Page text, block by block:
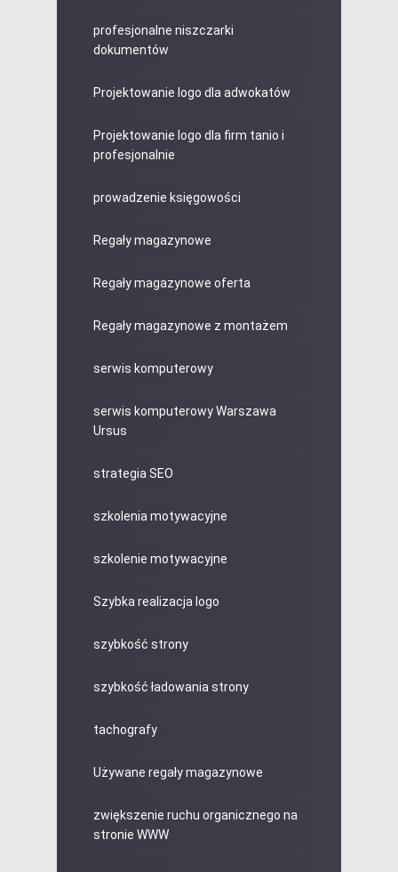
profesjonalne niszczarki
dokumentów
Projektowanie logo dla adwokatów
Projektowanie logo dla firm tanio i
profesjonalnie
prowadzenie księgowości
Regały magazynowe
Regały magazynowe oferta
Regały magazynowe z montażem
serwis komputerowy
serwis komputerowy Warszawa
Ursus
strategia SEO
szkolenia motywacyjne
szkolenie motywacyjne
Szybka realizacja logo
szybkość strony
szybkość ładowania strony
tachografy
Używane regały magazynowe
zwiększenie ruchu organicznego na
stronie WWW